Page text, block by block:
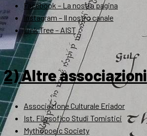
Facebook – La nostra pagina
Instagram – Il nostro canale
Link Tree – AIST
2) Altre associazioni
Associazione Culturale Eriador
Ist. Filosofico Studi Tomistici
Mythopoeic Society